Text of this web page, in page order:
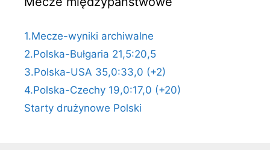
1.Mecze-wyniki archiwalne
2.Polska-Bułgaria 21,5:20,5
3.Polska-USA 35,0:33,0 (+2)
4.Polska-Czechy 19,0:17,0 (+20)
Starty drużynowe Polski